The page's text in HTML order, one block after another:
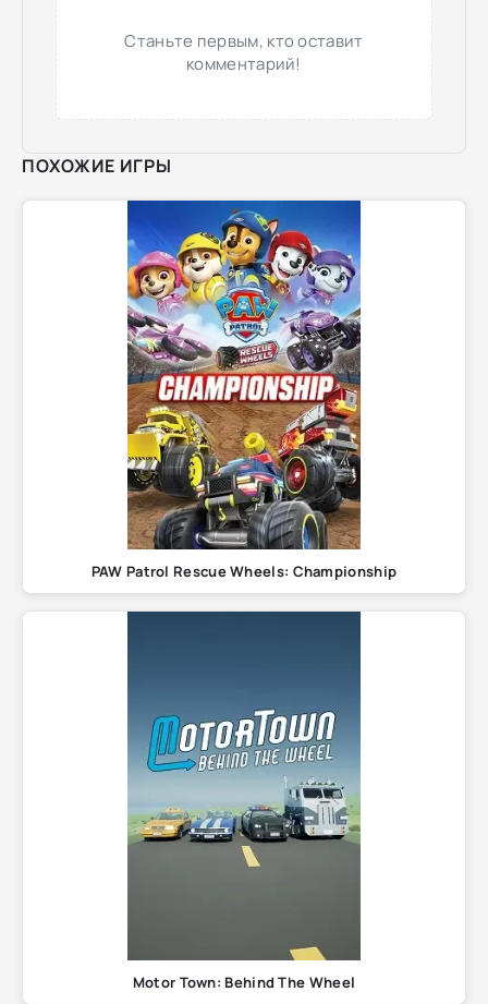
Станьте первым, кто оставит
комментарий!
ПОХОЖИЕ ИГРЫ
PAW Patrol Rescue Wheels: Championship
Motor Town: Behind The Wheel